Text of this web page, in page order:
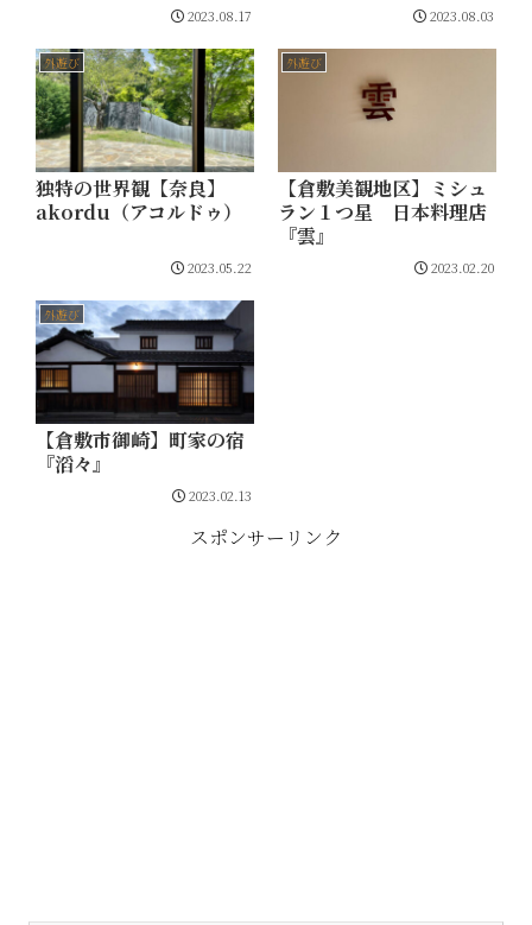
2023.08.17 2023.08.03
外遊び
独特の世界観【奈良】
akordu（アコルドゥ）
2023.05.22
外遊び
【倉敷美観地区】ミシュ
ラン１つ星 日本料理店
『雲』
2023.02.20
外遊び
【倉敷市御崎】町家の宿
『滔々』
2023.02.13
スポンサーリンク